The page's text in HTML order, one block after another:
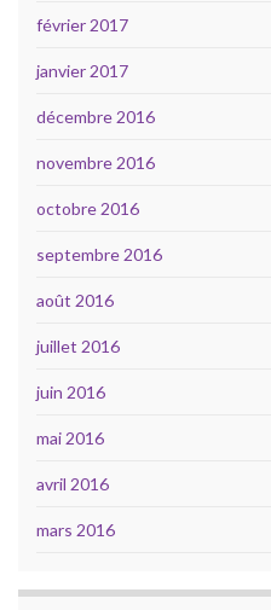
février 2017
janvier 2017
décembre 2016
novembre 2016
octobre 2016
septembre 2016
août 2016
juillet 2016
juin 2016
mai 2016
avril 2016
mars 2016